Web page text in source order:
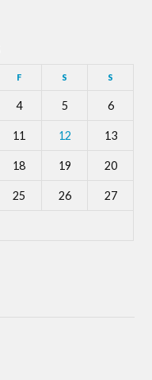
F S S
4 5 6
11 12 13
18 19 20
25 26 27